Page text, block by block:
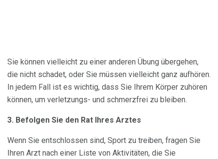
Sie können vielleicht zu einer anderen Übung übergehen,
die nicht schadet, oder Sie müssen vielleicht ganz aufhören.
In jedem Fall ist es wichtig, dass Sie Ihrem Körper zuhören
können, um verletzungs- und schmerzfrei zu bleiben.
3. Befolgen Sie den Rat Ihres Arztes
Wenn Sie entschlossen sind, Sport zu treiben, fragen Sie
Ihren Arzt nach einer Liste von Aktivitäten, die Sie